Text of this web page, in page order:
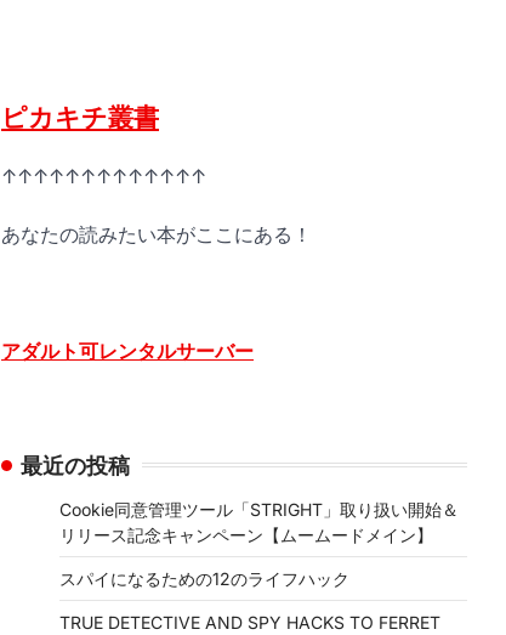
ピカキチ叢書
↑↑↑↑↑↑↑↑↑↑↑↑↑
あなたの読みたい本がここにある！
アダルト可レンタルサーバー
最近の投稿
Cookie同意管理ツール「STRIGHT」取り扱い開始＆
リリース記念キャンペーン【ムームードメイン】
スパイになるための12のライフハック
TRUE DETECTIVE AND SPY HACKS TO FERRET